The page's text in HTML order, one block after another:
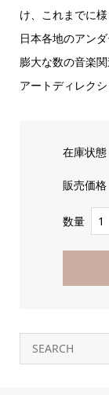
け、これまでに
日本各地のアン
膨大な数の音楽
アートディレク
在庫状態
販売価格
数量